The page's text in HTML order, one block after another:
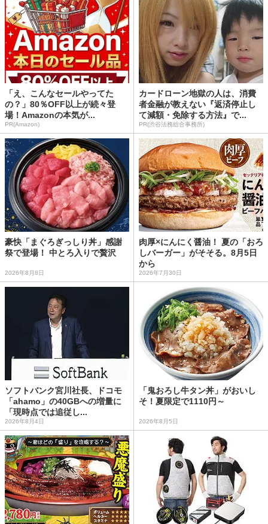
「え、こんなセールやってた
の？」80％OFF以上が続々登
場！Amazonの本気が...
PR(Amazon)
カードローン地獄の人は、消費
者金融が教えない『返済停止し
て減額・免除する方法』で...
PR(渋谷法務総合事務所)
豪快「まぐろぎっしり丼」感謝
祭で登場！ 中とろ入りで贅沢
2026年8月8日
肉厚×にんにく醤油！ 夏の「おろ
しバーガー」がそそる。8月5日
から
2026年7月30日
ソフトバンク宮川社長、ドコモ
「ahamo」の40GBへの増量に
「現時点では追従し...
2026年8月4日
「鬼おろし牛タン丼」がおいし
そ！夏限定で1110円～
2026年8月5日